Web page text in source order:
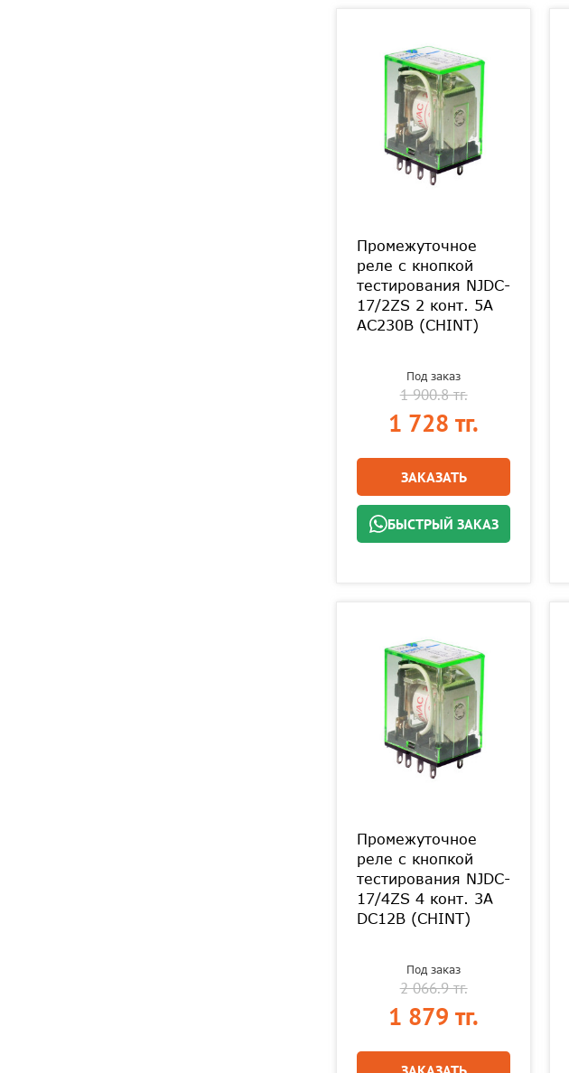
Промежуточное
реле с кнопкой
тестирования NJDC-
17/2ZS 2 конт. 5А
AC230В (CHINT)
Под заказ
1 900.8 тг.
1 728 тг.
ЗАКАЗАТЬ
БЫСТРЫЙ ЗАКАЗ
Промежуточное
реле с кнопкой
тестирования NJDC-
17/4ZS 4 конт. 3А
DC12В (CHINT)
Под заказ
2 066.9 тг.
1 879 тг.